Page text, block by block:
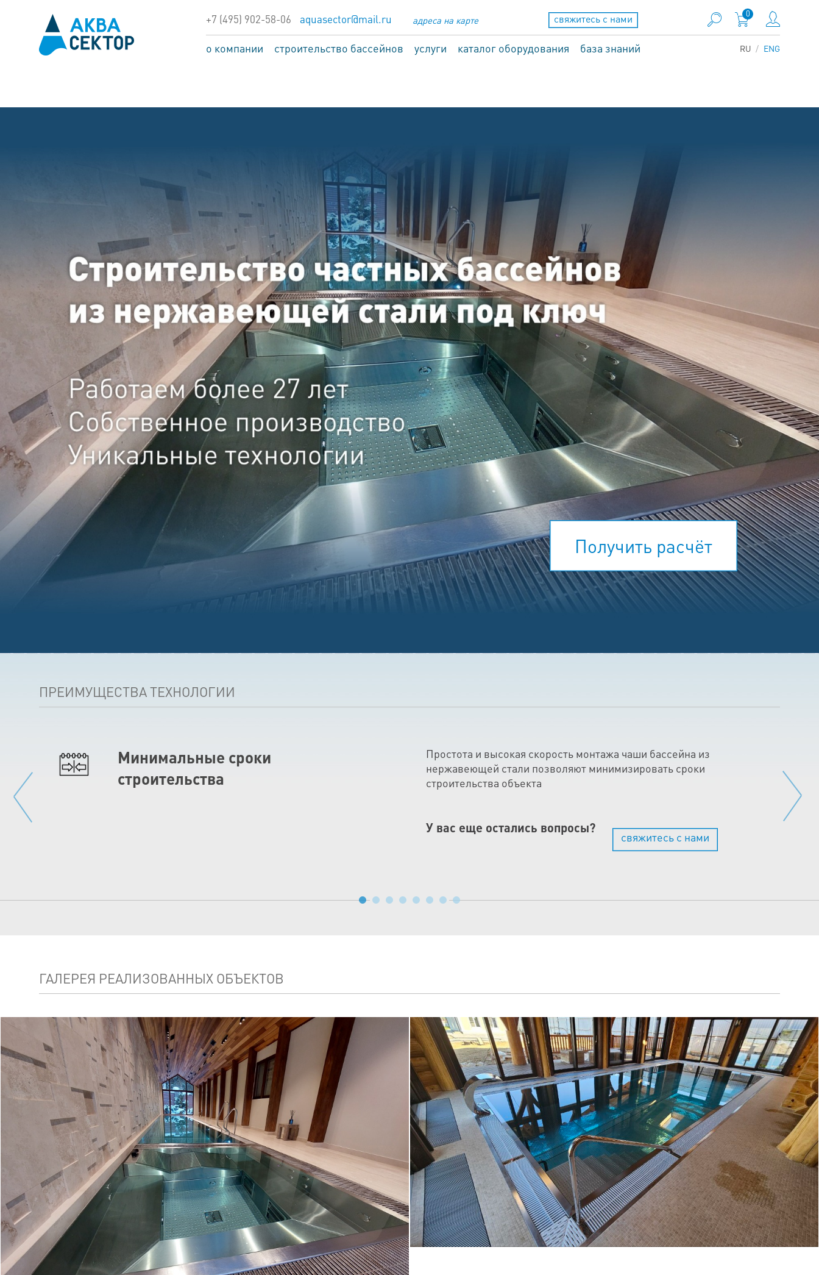
+7 (495) 902-58-06 aquasector@mail.ru адреса на карте
0
свяжитесь с нами
о компании строительство бассейнов услуги каталог оборудования база знаний RU ENG
Получить расчёт
ПРЕИМУЩЕСТВА ТЕХНОЛОГИИ
Минимальные сроки
строительства
Простота и высокая скорость монтажа чаши бассейна из
нержавеющей стали позволяют минимизировать сроки
строительства объекта
У вас еще остались вопросы?
свяжитесь с нами
ГАЛЕРЕЯ РЕАЛИЗОВАННЫХ ОБЪЕКТОВ
Переливной бассейн с гидромассажной ванной
Бассейн с прохладной купелью интегрированный в
деревянную баню (Московская область)